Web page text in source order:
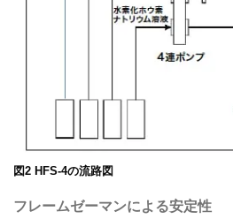
図2 HFS-4の流路図
フレームゼーマンによる安定性